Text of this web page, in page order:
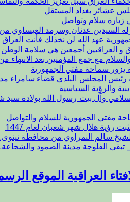
عشائر بغداد المستقل
زيارة سلام وتواصل
السيدين عدنان وسرمد العيساوي من
عهد الله لن نخذلك فأنت العراق
و العراقيين أجمعين هي سلامة
مع جمع المؤمنين بعد الانتهاء
سماحة مفتي الجمهورية
رئيس المجلس البلدي قضاء
والرؤية السياسية
وآل بيت رسول الله بولادة سيد
مفتي الجمهورية للسلام والتواصل
رؤية هلال شهر شعبان لعام 1447
سالم النمراوي من محافظة
تبقى الفلوجة مدينة الصمود والشجاعة.
العراقية الموقع